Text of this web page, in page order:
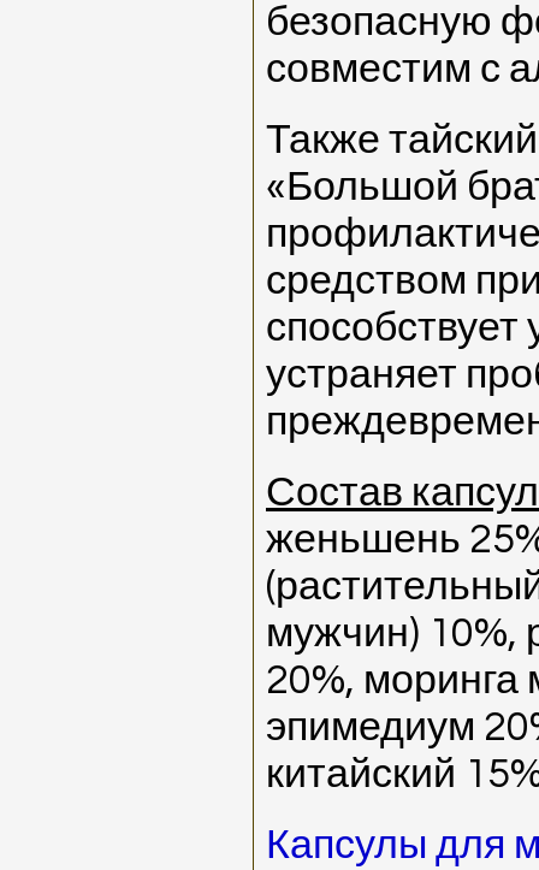
безопасную
совместим с
Также
«Большой
средством
устраняет
Состав
женьшень
мужчин) 10%,
20%, моринга
эпимедиум
китайский
Капсулы для